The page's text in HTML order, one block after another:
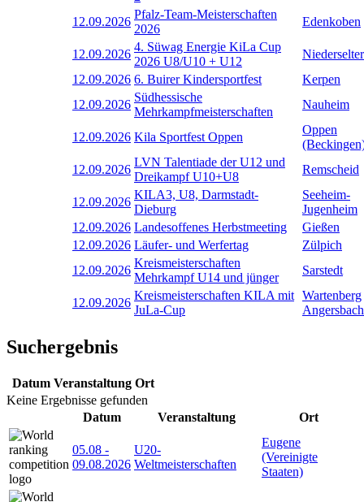
12.09.2026
Pfalz-Team-Meisterschaften
2026
Edenkoben
12.09.2026
4. Süwag Energie KiLa Cup
2026 U8/U10 + U12
12.09.2026 6. Buirer Kindersportfest
Kerpen
12.09.2026
Südhessische
Mehrkampfmeisterschaften
Nauheim
12.09.2026 Kila Sportfest Oppen
Oppen
12.09.2026
LVN Talentiade der U12 und
Dreikampf U10+U8
Remscheid
12.09.2026
KILA3, U8, Darmstadt-
Dieburg
Seeheim-
Jugenheim
12.09.2026 Landesoffenes Herbstmeeting
Gießen
12.09.2026 Läufer- und Werfertag
Zülpich
12.09.2026
Kreismeisterschaften
Mehrkampf U14 und jünger
Sarstedt
12.09.2026
Kreismeisterschaften KILA mit
JuLa-Cup
Wartenberg
Angersbach
Suchergebnis
Datum Veranstaltung Ort
Keine Ergebnisse gefunden
Datum
Veranstaltung Ort
05.08 -
09.08.2026
U20-
Weltmeisterschaften
Eugene
(Vereinigte
Staaten)